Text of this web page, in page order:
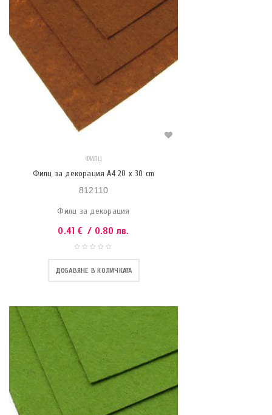
ФИЛЦ
Филц за декорация A4 20 x 30 cm
812110
Филц за декорация
0.41 € / 0.80 лв.
ДОБАВЯНЕ В КОЛИЧКАТА